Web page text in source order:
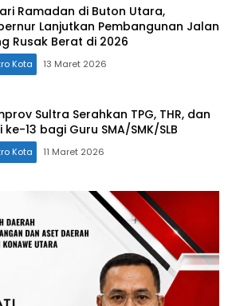
Ramadan di Buton Utara,
Lanjutkan Pembangunan Jalan
Rusak Berat di 2026
Kota 13 Maret 2026
Sultra Serahkan TPG, THR, dan
ke-13 bagi Guru SMA/SMK/SLB
Kota 11 Maret 2026